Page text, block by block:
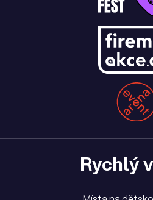
Rychlý